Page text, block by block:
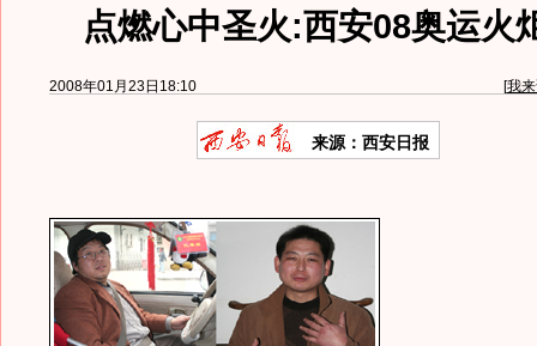
点燃心中圣火:西安08奥运火
2008年01月23日18:10 [我
来源：西安日报